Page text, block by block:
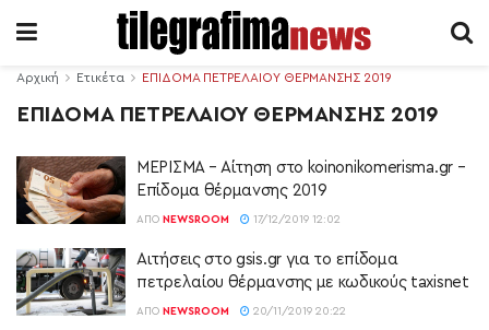
Αρχική Ετικέτα ΕΠΙΔΟΜΑ ΠΕΤΡΕΛΑΙΟΥ ΘΕΡΜΑΝΣΗΣ 2019
ΕΠΙΔΟΜΑ ΠΕΤΡΕΛΑΙΟΥ ΘΕΡΜΑΝΣΗΣ 2019
ΜΕΡΙΣΜΑ – Αίτηση στο koinonikomerisma.gr –
Επίδομα θέρμανσης 2019
ΑΠΌ NEWSROOM 17/12/2019 12:02
Αιτήσεις στο gsis.gr για το επίδομα
πετρελαίου θέρμανσης με κωδικούς taxisnet
ΑΠΌ NEWSROOM 20/11/2019 20:22